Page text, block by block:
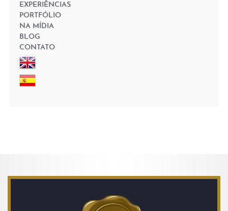
EXPERIÊNCIAS
PORTFÓLIO
NA MÍDIA
BLOG
CONTATO